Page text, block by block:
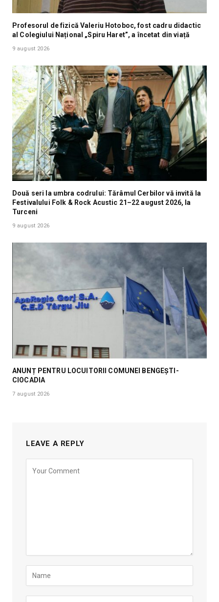
Profesorul de fizică Valeriu Hotoboc, fost cadru didactic
al Colegiului Național „Spiru Haret”, a încetat din viață
9 august 2026
Două seri la umbra codrului: Tărâmul Cerbilor vă invită la
Festivalului Folk & Rock Acustic 21–22 august 2026, la
Turceni
9 august 2026
ANUNȚ PENTRU LOCUITORII COMUNEI BENGEȘTI-
CIOCADIA
7 august 2026
LEAVE A REPLY